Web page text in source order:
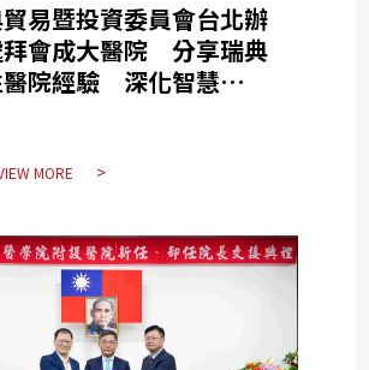
易暨投資委員會台北辦
會成大醫院 分享瑞典
院經驗 深化智慧與永
MORE